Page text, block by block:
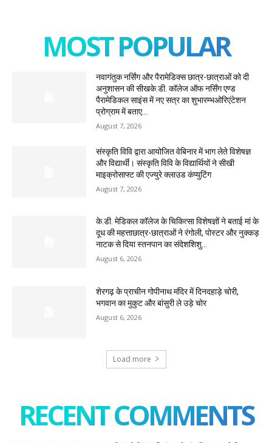
MOST POPULAR
नवागंतुक नर्सिंग और पैरामेडिक्स छात्र-छात्राओं को दी
अनुशासन की सीखके.डी. कॉलेज ऑफ नर्सिंग एण्ड
पैरामेडिकल साइंस में नए सत्र का शुभारम्भओरिएंटेशन
प्रोग्राम में बताए...
August 7, 2026
संस्कृति विवि द्वारा आयोजित वेबिनार में भाग लेते विशेषज्ञ
और विद्यार्थी। संस्कृति विवि के विद्यार्थियों ने सीखी
माइक्रोसाफ्ट की एज्युरे क्लाउड कंप्युटिंग
August 7, 2026
के.डी. मेडिकल कॉलेज के चिकित्सा विशेषज्ञों ने बताई मां के
दूध की महत्ताछात्र-छात्राओं ने रंगोली, पोस्टर और नुक्कड़
नाटक से दिया स्तनपान का संदेशशिशु...
August 6, 2026
शेरगढ़ के प्राचीन गोपीनाथ मंदिर में दिनदहाड़े चोरी,
भगवान का मुकुट और बांसुरी ले उड़े चोर
August 6, 2026
Load more
RECENT COMMENTS